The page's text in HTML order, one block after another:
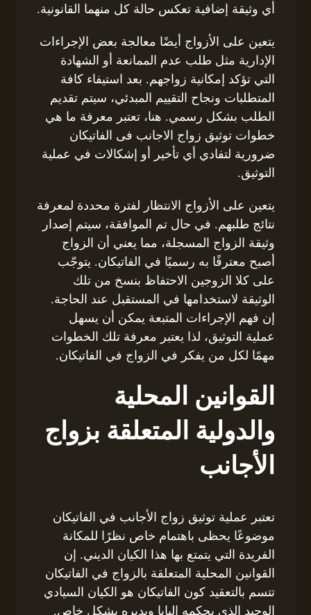
أي وثيقة إضافية تعكس حالة كل منهما القانونية.
يتعين على الأزواج أيضًا معالجة بعض الإجراءات
الإدارية مثل طلب عدم الممانعة أو الشهادة
التي تؤكد إمكانية زواجهم. بعد استيفاء كافة
المتطلبات ونجاح التقييم المبدئي، سيتم تقديم
الطلب بشكل رسمي. هنا، تعتبر معرفة ما هي
خطوات توثيق زواج الاجانب فى الفاتيكان
ضرورية لتفادي أي تأخير أو إشكالات في عملية
التوثيق.
يتعين على الأزواج الانتظار لفترة محددة لمعرفة
نتائج طلبهم. في حال تم الموافقة، سيتم إصدار
وثيقة الزواج المسجلة، مما يعني أن الزواج
أصبح معترفًا به رسميًا في الفاتيكان. يتوجّب
على كلا الزوجين الاحتفاظ بنسخ من تلك
الوثيقة لاستخدامها في المستقبل عند الحاجة.
إن فهم الإجراءات المتبعة يمكن أن يسهل
عملية التوثيق، لذا يعتبر معرفة تلك الخطوات
مهمًا لكل من يفكر في الزواج في الفاتيكان.
القوانين المحلية
والدولية المتعلقة بزواج
الأجانب
تعتبر عملية توثيق زواج الأجانب في الفاتيكان
موضوعًا يحظى باهتمام خاص نظرًا للمكانة
الفريدة التي يتمتع بها هذا الكيان الديني. إن
القوانين المحلية المتعلقة بالزواج في الفاتيكان
تتسم بالتعقيد كون الفاتيكان هو الكيان السيادي
الوحيد الذي يحكمه البابا ويديره بشكل خاص.